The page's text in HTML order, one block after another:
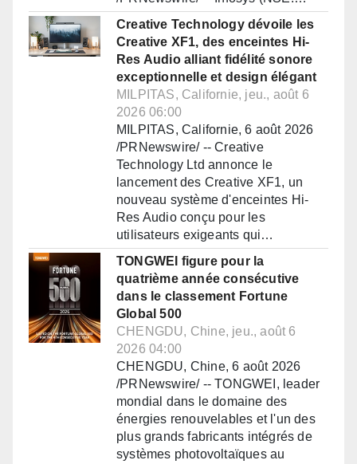
Creative Technology dévoile les
Creative XF1, des enceintes Hi-
Res Audio alliant fidélité sonore
exceptionnelle et design élégant
MILPITAS, Californie, jeu., août 6
2026 06:00
MILPITAS, Californie, 6 août 2026
/PRNewswire/ -- Creative
Technology Ltd annonce le
lancement des Creative XF1, un
nouveau système d'enceintes Hi-
Res Audio conçu pour les
utilisateurs exigeants qui…
TONGWEI figure pour la
quatrième année consécutive
dans le classement Fortune
Global 500
CHENGDU, Chine, jeu., août 6
2026 04:00
CHENGDU, Chine, 6 août 2026
/PRNewswire/ -- TONGWEI, leader
mondial dans le domaine des
énergies renouvelables et l'un des
plus grands fabricants intégrés de
systèmes photovoltaïques au